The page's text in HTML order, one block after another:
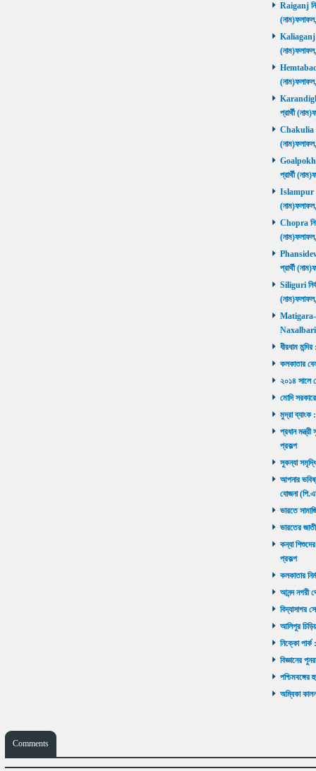
Raiganj
Kaliaganj
Hemtabad
Karandighi
প্রার্থী
Chakulia
প্রার্থী
Islampur
Chopra
প্রার্থী
Siliguri
Matigara-
Naxalbari
ধীরধাম
কলকাতার
২০১৪ সালে
মোদি
মুদ্রা ব্যাংক
প্রধান
প্রকল্প
সুকন্যা
আপনার
যোজনা
ভারতে
ভারতের
কন্যা
প্রকল্প
কলকাতার
আনন্দ নগরী
বিদ্যাসাগর
আলিপুর
নিক্কো পার্ক
বিজ্ঞানের
পশ্চিমবঙ্গের
অম্বিকা
Comments